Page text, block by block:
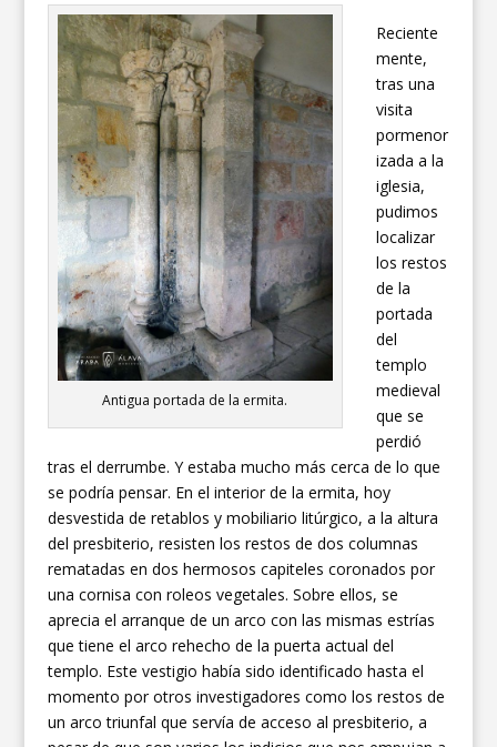
Antigua portada de la ermita.
Reciente
mente,
tras una
visita
pormenor
izada a la
iglesia,
pudimos
localizar
los restos
de la
portada
del
templo
medieval
que se
perdió
tras el derrumbe. Y estaba mucho más cerca de lo que
se podría pensar. En el interior de la ermita, hoy
desvestida de retablos y mobiliario litúrgico, a la altura
del presbiterio, resisten los restos de dos columnas
rematadas en dos hermosos capiteles coronados por
una cornisa con roleos vegetales. Sobre ellos, se
aprecia el arranque de un arco con las mismas estrías
que tiene el arco rehecho de la puerta actual del
templo. Este vestigio había sido identificado hasta el
momento por otros investigadores como los restos de
un arco triunfal que servía de acceso al presbiterio, a